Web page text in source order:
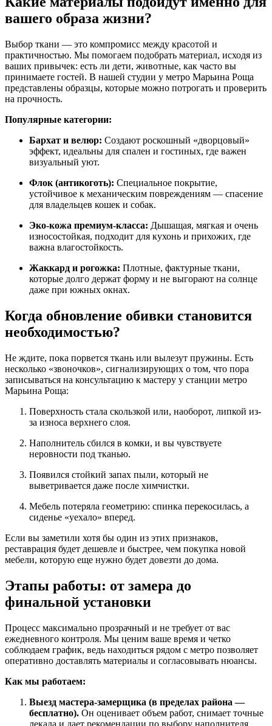
вашего образа жизни?
Выбор ткани — это компромисс между красотой и
практичностью. Мы помогаем подобрать материал, исходя из
ваших привычек: есть ли дети, животные, как часто вы
принимаете гостей. В нашей студии у метро Марьина Роща
представлены образцы, которые можно потрогать и проверить
на прочность.
Популярные категории:
Бархат и велюр: Создают роскошный «дворцовый»
эффект, идеальны для спален и гостиных, где важен
визуальный уют.
Флок (антикоготь): Специальное покрытие,
устойчивое к механическим повреждениям — спасение
для владельцев кошек и собак.
Эко-кожа премиум-класса: Дышащая, мягкая и очень
износостойкая, подходит для кухонь и прихожих, где
важна влагостойкость.
Жаккард и рогожка: Плотные, фактурные ткани,
которые долго держат форму и не выгорают на солнце
даже при южных окнах.
Когда обновление обивки становится
необходимостью?
Не ждите, пока порвется ткань или вылезут пружины. Есть
несколько «звоночков», сигнализирующих о том, что пора
записываться на консультацию к мастеру у станции метро
Марьина Роща:
Поверхность стала скользкой или, наоборот, липкой из-
за износа верхнего слоя.
Наполнитель сбился в комки, и вы чувствуете
неровности под тканью.
Появился стойкий запах пыли, который не
выветривается даже после химчистки.
Мебель потеряла геометрию: спинка перекосилась, а
сиденье «уехало» вперед.
Если вы заметили хотя бы один из этих признаков,
реставрация будет дешевле и быстрее, чем покупка новой
мебели, которую еще нужно будет довезти до дома.
Этапы работы: от замера до
финальной установки
Процесс максимально прозрачный и не требует от вас
ежедневного контроля. Мы ценим ваше время и четко
соблюдаем график, ведь находиться рядом с метро позволяет
оперативно доставлять материалы и согласовывать нюансы.
Как мы работаем:
Выезд мастера-замерщика (в пределах района —
бесплатно). Он оценивает объем работ, снимает точные
лекала и дает рекомендации по выбору наполнителя.